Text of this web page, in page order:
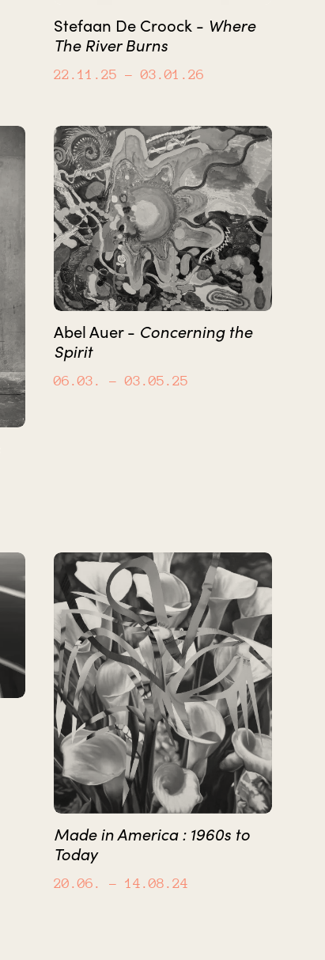
Stefaan De Croock - Where
The River Burns
22.11.25 – 03.01.26
Abel Auer - Concerning the
Spirit
06.03. – 03.05.25
Made in America : 1960s to
Today
20.06. – 14.08.24